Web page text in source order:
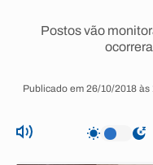
Postos vão
Publicado em 26/10/2018